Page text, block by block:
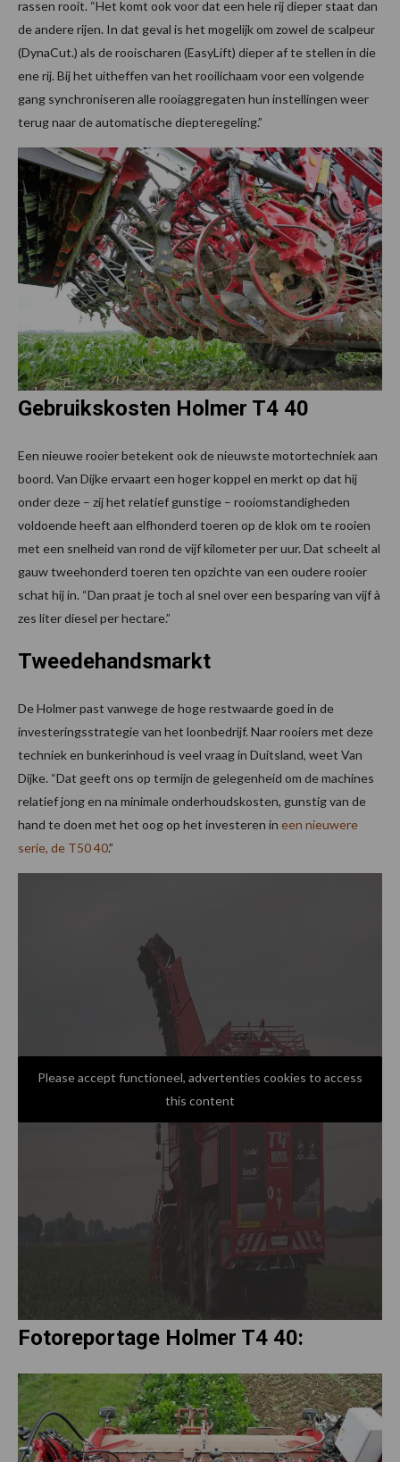
rassen rooit. “Het komt ook voor dat een hele rij dieper staat dan
de andere rijen. In dat geval is het mogelijk om zowel de scalpeur
(DynaCut.) als de rooischaren (EasyLift) dieper af te stellen in die
ene rij. Bij het uitheffen van het rooilichaam voor een volgende
gang synchroniseren alle rooiaggregaten hun instellingen weer
terug naar de automatische diepteregeling.”
Gebruikskosten Holmer T4 40
Een nieuwe rooier betekent ook de nieuwste motortechniek aan
boord. Van Dijke ervaart een hoger koppel en merkt op dat hij
onder deze – zij het relatief gunstige – rooiomstandigheden
voldoende heeft aan elfhonderd toeren op de klok om te rooien
met een snelheid van rond de vijf kilometer per uur. Dat scheelt al
gauw tweehonderd toeren ten opzichte van een oudere rooier
schat hij in. “Dan praat je toch al snel over een besparing van vijf à
zes liter diesel per hectare.”
Tweedehandsmarkt
De Holmer past vanwege de hoge restwaarde goed in de
investeringsstrategie van het loonbedrijf. Naar rooiers met deze
techniek en bunkerinhoud is veel vraag in Duitsland, weet Van
Dijke. “Dat geeft ons op termijn de gelegenheid om de machines
relatief jong en na minimale onderhoudskosten, gunstig van de
hand te doen met het oog op het investeren in een nieuwere
serie, de T50 40.”
Please accept functioneel, advertenties cookies to access
this content
Fotoreportage Holmer T4 40: